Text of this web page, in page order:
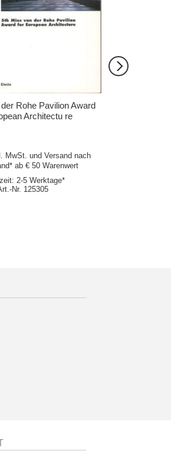
Rohe Pavilion Award
Architectu re
MwSt. und Versand nach
ab € 50 Warenwert
2-5 Werktage*
Nr. 125305